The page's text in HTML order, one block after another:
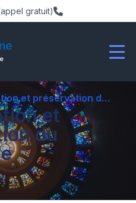
gratuit)
préservation du patrimoine
et
du